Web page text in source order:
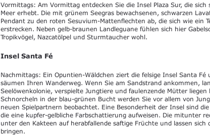
Vormittags: Am Vormittag entdecken Sie die Insel Plaza Sur, die sich
Meer erhebt. Die mit grünem Seegras bewachsenen, schwarzen
Pendant zu den roten Sesuvium-Mattenflechten ab, die sich wie ein
erstrecken. Neben gelb-braunen Landleguane fühlen sich hier
Tropikvögel, Nazcatölpel und Sturmtaucher wohl.
Insel Santa Fé
Nachmittags: Ein Opuntien-Wäldchen ziert die felsige Insel Santa Fé
säumen Ihren Wanderweg. Wenn Sie am Sandstrand ankommen,
Seelöwenkolonie, verspielte Jungtiere und faulenzende Mütter liegen
Schnorcheln in der blau-grünen Bucht werden Sie vor allem von
neuen Spielpartnern beobachtet. Eine Besonderheit der Insel sind
die eine kupfer-gelbliche Farbschattierung aufweisen. Die mitunter
unter den Kakteen auf herabfallende saftige Früchte und lassen sich
bringen.